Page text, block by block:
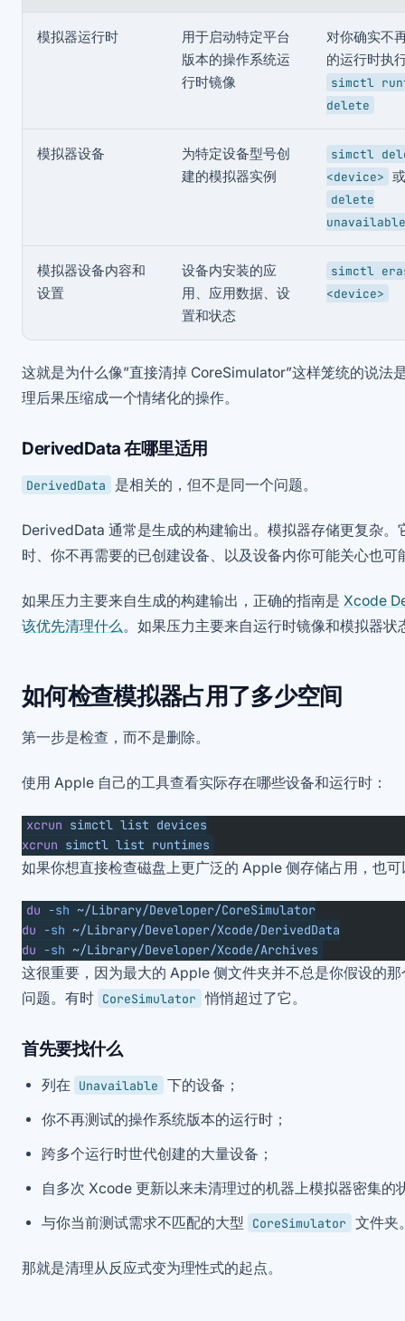
模拟器运行时
用于启动特定平台
版本的操作系统运
行时镜像
对你确实不
的运行时执
simctl
delete
模拟器设备
为特定设备型号创
建的模拟器实例
simctl
<device>
delete
unavailable
模拟器设备内容和
设置
设备内安装的应
用、应用数据、设
置和状态
simctl
<device>
这就是为什么像”直接清掉 CoreSimulator”这样笼统的说法
理后果压缩成一个情绪化的操作。
DerivedData 在哪里适用
DerivedData 是相关的，但不是同一个问题。
DerivedData 通常是生成的构建输出。模拟器存储更复杂。
时、你不再需要的已创建设备、以及设备内你可能关心也可
如果压力主要来自生成的构建输出，正确的指南是 Xcode
该优先清理什么 。如果压力主要来自运行时镜像和模拟器
如何检查模拟器占用了多少空间
第一步是检查，而不是删除。
使用 Apple 自己的工具查看实际存在哪些设备和运行时：
xcrun simctl list devices
xcrun simctl list runtimes
如果你想直接检查磁盘上更广泛的 Apple 侧存储占用，也
du -sh ~/Library/Developer/CoreSimulator
du -sh ~/Library/Developer/Xcode/DerivedData
du -sh ~/Library/Developer/Xcode/Archives
这很重要，因为最大的 Apple 侧文件夹并不总是你假设的
问题。有时 CoreSimulator 悄悄超过了它。
首先要找什么
列在 Unavailable
下的设备；
你不再测试的操作系统版本的运行时；
跨多个运行时世代创建的大量设备；
自多次 Xcode 更新以来未清理过的机器上模拟器密集的
与你当前测试需求不匹配的大型
CoreSimulator 文件夹
那就是清理从反应式变为理性式的起点。